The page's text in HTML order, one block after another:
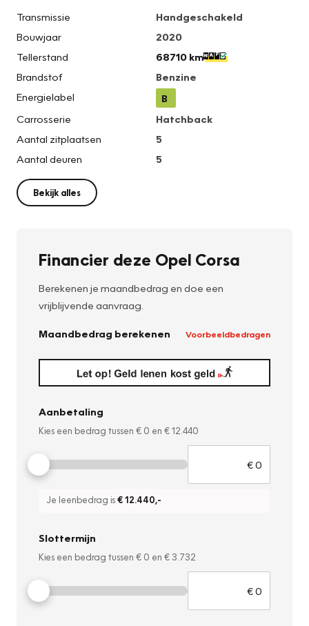
Transmissie
Handgeschakeld
Bouwjaar
2020
Tellerstand
68710 km
Brandstof
Benzine
Energielabel
B
Carrosserie
Hatchback
Aantal zitplaatsen
5
Aantal deuren
5
Bekijk alles
Financier deze Opel Corsa
Berekenen je maandbedrag en doe een
vrijblijvende aanvraag.
Maandbedrag berekenen Voorbeeldbedragen
Aanbetaling
Kies een bedrag tussen € 0 en € 12.440
Je leenbedrag is€ 12.440,-
Slottermijn
Kies een bedrag tussen € 0 en € 3.732